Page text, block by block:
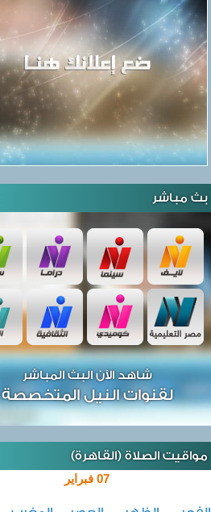
بث مباشر
شاهد الآن البث المباشر
لقنوات النيل المتخصصة
مواقيت الصلاة (القاهرة)
07 فبراير